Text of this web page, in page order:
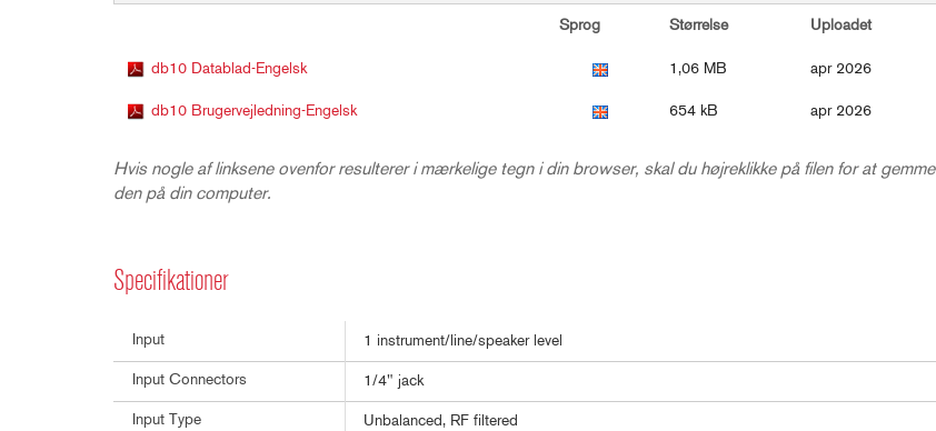
Sprog Størrelse Uploadet
db10 Datablad-Engelsk 1,06 MB apr 2026
db10 Brugervejledning-Engelsk 654 kB apr 2026
Hvis nogle af linksene ovenfor resulterer i mærkelige tegn i din browser, skal du højreklikke på filen for at gemme
den på din computer.
Specifikationer
Input 1 instrument/line/speaker level
Input Connectors 1/4" jack
Input Type Unbalanced, RF filtered